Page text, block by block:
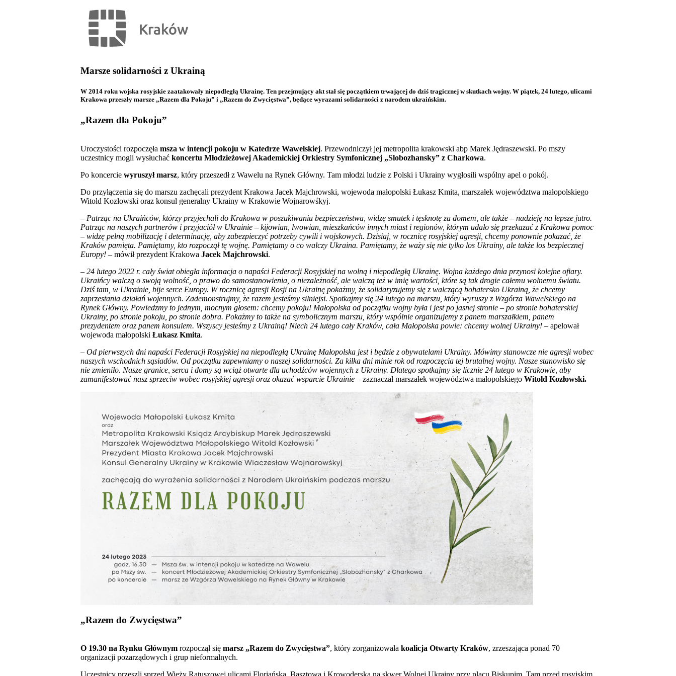
Marsze solidarności z Ukrainą
W 2014 roku wojska rosyjskie zaatakowały niepodległą Ukrainę. Ten przejmujący akt stał się początkiem trwającej do dziś tragicznej w skutkach wojny. W piątek, 24 lutego, ulicami
Krakowa przeszły marsze „Razem dla Pokoju” i „Razem do Zwycięstwa”, będące wyrazami solidarności z narodem ukraińskim.
„Razem dla Pokoju”
Uroczystości rozpoczęła msza w intencji pokoju w Katedrze Wawelskiej. Przewodniczył jej metropolita krakowski abp Marek Jędraszewski. Po mszy
uczestnicy mogli wysłuchać koncertu Młodzieżowej Akademickiej Orkiestry Symfonicznej „Slobozhansky” z Charkowa.
Po koncercie wyruszył marsz, który przeszedł z Wawelu na Rynek Główny. Tam młodzi ludzie z Polski i Ukrainy wygłosili wspólny apel o pokój.
Do przyłączenia się do marszu zachęcali prezydent Krakowa Jacek Majchrowski, wojewoda małopolski Łukasz Kmita, marszałek województwa małopolskiego
Witold Kozłowski oraz konsul generalny Ukrainy w Krakowie Wojnarowśkyj.
– Patrząc na Ukraińców, którzy przyjechali do Krakowa w poszukiwaniu bezpieczeństwa, widzę smutek i tęsknotę za domem, ale także – nadzieję na lepsze jutro.
Patrząc na naszych partnerów i przyjaciół w Ukrainie – kijowian, lwowian, mieszkańców innych miast i regionów, którym udało się przekazać z Krakowa pomoc
– widzę pełną mobilizację i determinację, aby zabezpieczyć potrzeby cywili i wojskowych. Dzisiaj, w rocznicę rosyjskiej agresji, chcemy ponownie pokazać, że
Kraków pamięta. Pamiętamy, kto rozpoczął tę wojnę. Pamiętamy o co walczy Ukraina. Pamiętamy, że waży się nie tylko los Ukrainy, ale także los bezpiecznej
Europy! – mówił prezydent Krakowa Jacek Majchrowski.
– 24 lutego 2022 r. cały świat obiegła informacja o napaści Federacji Rosyjskiej na wolną i niepodległą Ukrainę. Wojna każdego dnia przynosi kolejne ofiary.
Ukraińcy walczą o swoją wolność, o prawo do samostanowienia, o niezależność, ale walczą też w imię wartości, które są tak drogie całemu wolnemu światu.
Dziś tam, w Ukrainie, bije serce Europy. W rocznicę agresji Rosji na Ukrainę pokażmy, że solidaryzujemy się z walczącą bohatersko Ukrainą, że chcemy
zaprzestania działań wojennych. Zademonstrujmy, że razem jesteśmy silniejsi. Spotkajmy się 24 lutego na marszu, który wyruszy z Wzgórza Wawelskiego na
Rynek Główny. Powiedzmy to jednym, mocnym głosem: chcemy pokoju! Małopolska od początku wojny była i jest po jasnej stronie – po stronie bohaterskiej
Ukrainy, po stronie pokoju, po stronie dobra. Pokażmy to także na symbolicznym marszu, który wspólnie organizujemy z panem marszałkiem, panem
prezydentem oraz panem konsulem. Wszyscy jesteśmy z Ukrainą! Niech 24 lutego cały Kraków, cała Małopolska powie: chcemy wolnej Ukrainy! – apelował
wojewoda małopolski Łukasz Kmita.
– Od pierwszych dni napaści Federacji Rosyjskiej na niepodległą Ukrainę Małopolska jest i będzie z obywatelami Ukrainy. Mówimy stanowcze nie agresji wobec
naszych wschodnich sąsiadów. Od początku zapewniamy o naszej solidarności. Za kilka dni minie rok od rozpoczęcia tej brutalnej wojny. Nasze stanowisko się
nie zmieniło. Nasze granice, serca i domy są wciąż otwarte dla uchodźców wojennych z Ukrainy. Dlatego spotkajmy się licznie 24 lutego w Krakowie, aby
zamanifestować nasz sprzeciw wobec rosyjskiej agresji oraz okazać wsparcie Ukrainie – zaznaczał marszałek województwa małopolskiego Witold Kozłowski.
„Razem do Zwycięstwa”
O 19.30 na Rynku Głównym rozpoczął się marsz „Razem do Zwycięstwa”, który zorganizowała koalicja Otwarty Kraków, zrzeszająca ponad 70
organizacji pozarządowych i grup nieformalnych.